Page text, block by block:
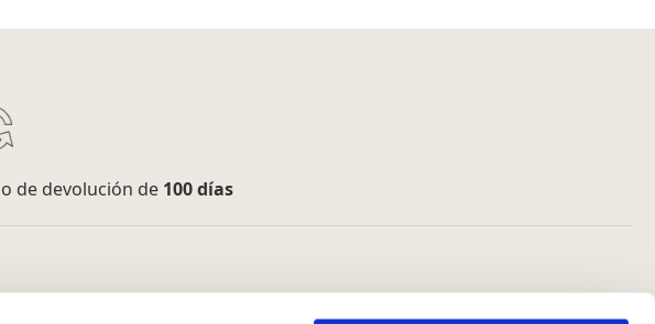
de devolución de 100 días